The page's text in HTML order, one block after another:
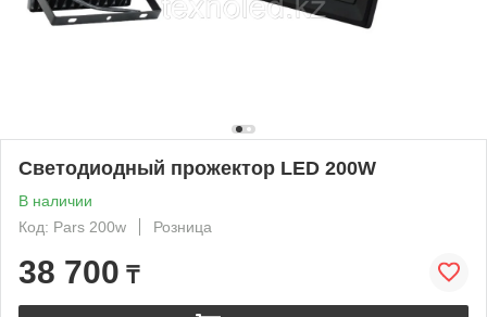
Светодиодный прожектор LED 200W
В наличии
Код: Pars 200w
Розница
38 700 ₸